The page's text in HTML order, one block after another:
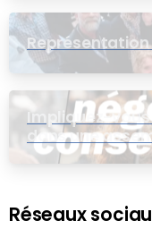
Impliquez-
dans une
Réseaux